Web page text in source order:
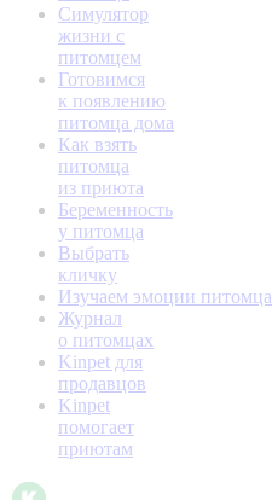
Симулятор
жизни с
питомцем
Готовимся
к появлению
питомца дома
Как взять
питомца
из приюта
Беременность
у питомца
Выбрать
кличку
Изучаем эмоции питомца
Журнал
о питомцах
Kinpet для
продавцов
Kinpet
помогает
приютам